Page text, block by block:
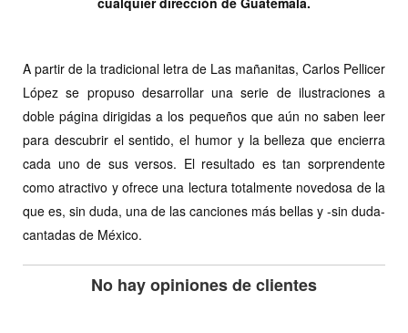
A partir de la tradicional letra de Las mañanitas, Carlos Pellicer
López se propuso desarrollar una serie de ilustraciones a
doble página dirigidas a los pequeños que aún no saben leer
para descubrir el sentido, el humor y la belleza que encierra
cada uno de sus versos. El resultado es tan sorprendente
como atractivo y ofrece una lectura totalmente novedosa de la
que es, sin duda, una de las canciones más bellas y -sin duda-
cantadas de México.
No hay opiniones de clientes